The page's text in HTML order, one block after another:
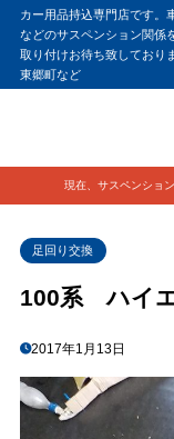
カー用品持込専門店です。
などのサスペンション関係
取り付けお待ち致しており
東郷町など
現在、サスペンショ
足回り交換
100系 ハイ
2017年1月13日